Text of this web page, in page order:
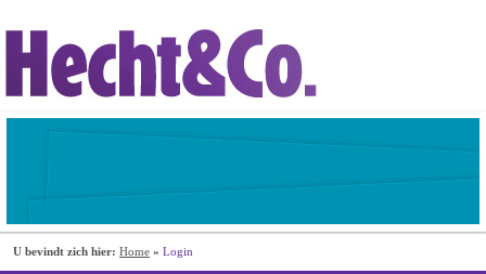
U bevindt zich hier: Home » Login